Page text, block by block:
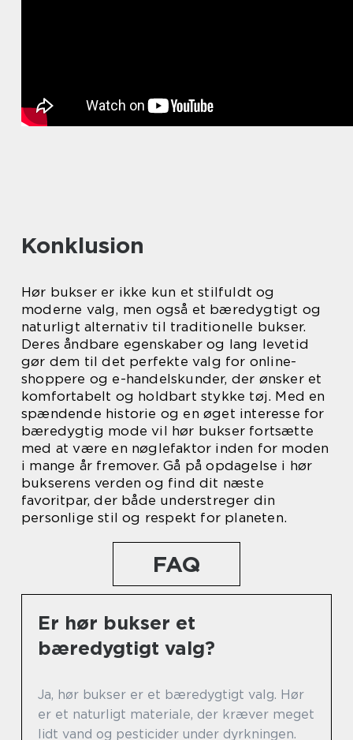
Konklusion
Hør bukser er ikke kun et stilfuldt og
moderne valg, men også et bæredygtigt og
naturligt alternativ til traditionelle bukser.
Deres åndbare egenskaber og lang levetid
gør dem til det perfekte valg for online-
shoppere og e-handelskunder, der ønsker et
komfortabelt og holdbart stykke tøj. Med en
spændende historie og en øget interesse for
bæredygtig mode vil hør bukser fortsætte
med at være en nøglefaktor inden for moden
i mange år fremover. Gå på opdagelse i hør
bukserens verden og find dit næste
favoritpar, der både understreger din
personlige stil og respekt for planeten.
FAQ
Er hør bukser et
bæredygtigt valg?
Ja, hør bukser er et bæredygtigt valg. Hør
er et naturligt materiale, der kræver meget
lidt vand og pesticider under dyrkningen.